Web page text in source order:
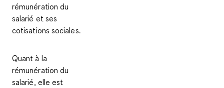
rémunération du
salarié et ses
cotisations sociales.
Quant à la
rémunération du
salarié, elle est